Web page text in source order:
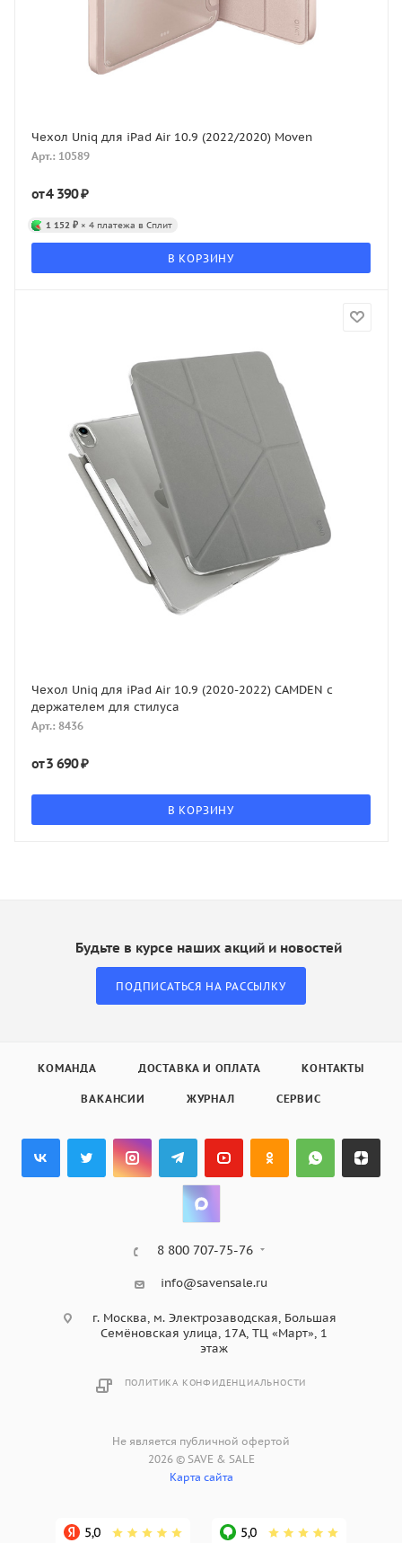
Чехол Uniq для iPad Air 10.9 (2022/2020) Moven
Арт.: 10589
от4 390 ₽
1 152 ₽ × 4 платежа в Сплит
В КОРЗИНУ
Чехол Uniq для iPad Air 10.9 (2020-2022) CAMDEN с
держателем для стилуса
Арт.: 8436
от3 690 ₽
В КОРЗИНУ
Будьте в курсе наших акций и новостей
ПОДПИСАТЬСЯ НА РАССЫЛКУ
КОМАНДА ДОСТАВКА И ОПЛАТА КОНТАКТЫ
ВАКАНСИИ ЖУРНАЛ СЕРВИС
8 800 707-75-76
info@savensale.ru
г. Москва, м. Электрозаводская, Большая
Семёновская улица, 17А, ТЦ «Март», 1
этаж
ПОЛИТИКА КОНФИДЕНЦИАЛЬНОСТИ
Не является публичной офертой
2026 © SAVE & SALE
Карта сайта